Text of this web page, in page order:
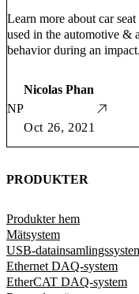
Learn more about car
used in the automotive &
behavior during an impact.
NP
Nicolas Phan
Oct 26, 2021
PRODUKTER
Produkter hem
Mätsystem
USB-
Ethernet DAQ-system
EtherCAT DAQ-system